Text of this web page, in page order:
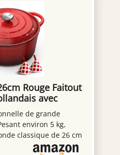
Rouge Faitout
avec
5L Dutch Oven
Induction,
pour Braiser
de grande
environ 5 kg,
classique de 26 cm
appropriée